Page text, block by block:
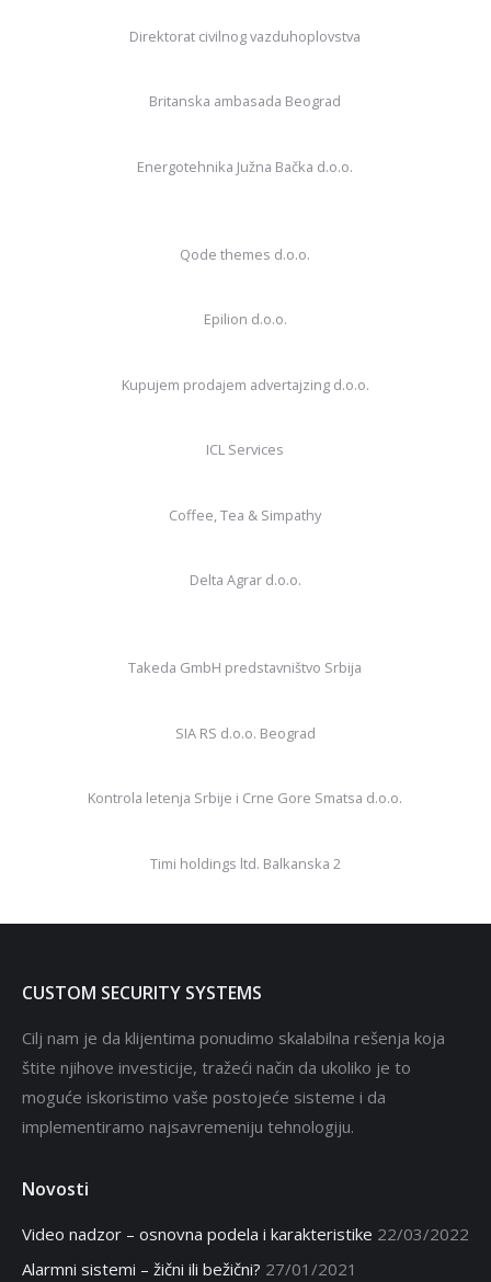
Direktorat civilnog vazduhoplovstva
Britanska ambasada Beograd
Energotehnika Južna Bačka d.o.o.
Qode themes d.o.o.
Epilion d.o.o.
Kupujem prodajem advertajzing d.o.o.
ICL Services
Coffee, Tea & Simpathy
Delta Agrar d.o.o.
Takeda GmbH predstavništvo Srbija
SIA RS d.o.o. Beograd
Kontrola letenja Srbije i Crne Gore Smatsa d.o.o.
Timi holdings ltd. Balkanska 2
CUSTOM SECURITY SYSTEMS
Cilj nam je da klijentima ponudimo skalabilna rešenja koja
štite njihove investicije, tražeći način da ukoliko je to
moguće iskoristimo vaše postojeće sisteme i da
implementiramo najsavremeniju tehnologiju.
Novosti
Video nadzor – osnovna podela i karakteristike 22/03/2022
Alarmni sistemi – žični ili bežični? 27/01/2021